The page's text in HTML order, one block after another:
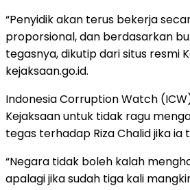
“Penyidik akan terus bekerja
proporsional, dan berdasarkan
tegasnya, dikutip dari situs resmi
kejaksaan.go.id.
Indonesia Corruption Watch
Kejaksaan untuk tidak ragu
tegas terhadap Riza Chalid jika ia
“Negara tidak boleh kalah
apalagi jika sudah tiga kali